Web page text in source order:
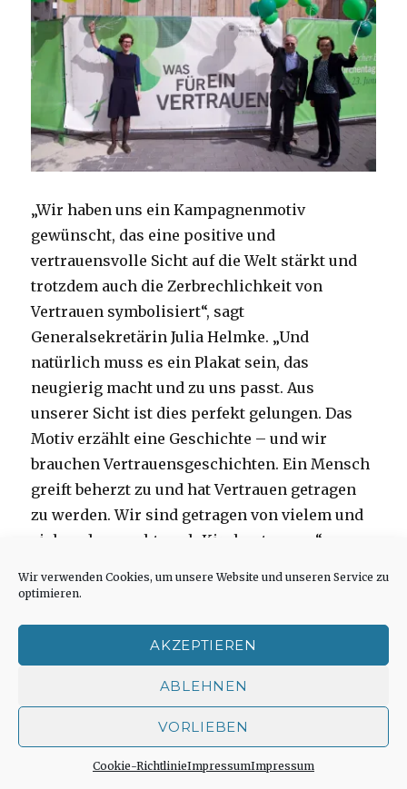
Wir verwenden Cookies, um unsere Website und unseren Service zu
optimieren.
AKZEPTIEREN
ABLEHNEN
VORLIEBEN
Cookie-RichtlinieImpressumImpressum
„Wir haben uns ein Kampagnenmotiv
gewünscht, das eine positive und
vertrauensvolle Sicht auf die Welt stärkt und
trotzdem auch die Zerbrechlichkeit von
Vertrauen symbolisiert“, sagt
Generalsekretärin Julia Helmke. „Und
natürlich muss es ein Plakat sein, das
neugierig macht und zu uns passt. Aus
unserer Sicht ist dies perfekt gelungen. Das
Motiv erzählt eine Geschichte – und wir
brauchen Vertrauensgeschichten. Ein Mensch
greift beherzt zu und hat Vertrauen getragen
zu werden. Wir sind getragen von vielem und
vielen, das macht auch Kirchentag aus.“
Facebook X E-Mail
Drucken LinkedIn Mehr